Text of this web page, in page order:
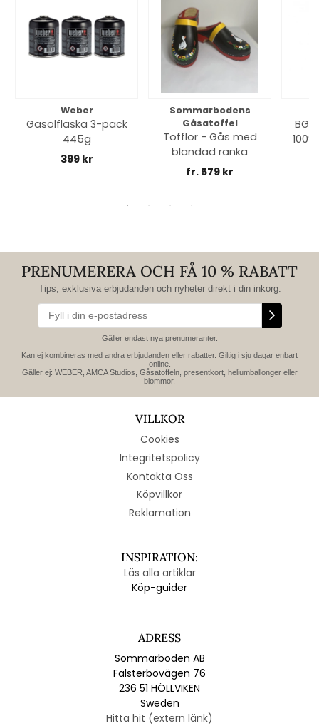
Weber
Gasolflaska 3-pack
445g
399 kr
Sommarbodens
Gåsatoffel
Tofflor - Gås med
blandad ranka
fr. 579 kr
PRENUMERERA OCH FÅ 10 % RABATT
Tips, exklusiva erbjudanden och nyheter direkt i din inkorg.
Gäller endast nya prenumeranter.
Kan ej kombineras med andra erbjudanden eller rabatter. Giltig i sju dagar enbart
online.
Gäller ej: WEBER, AMCA Studios, Gåsatoffeln, presentkort, heliumballonger eller
blommor.
VILLKOR
Cookies
Integritetspolicy
Kontakta Oss
Köpvillkor
Reklamation
INSPIRATION:
Läs alla artiklar
Köp-guider
ADRESS
Sommarboden AB
Falsterbovägen 76
236 51 HÖLLVIKEN
Sweden
Hitta hit (extern länk)